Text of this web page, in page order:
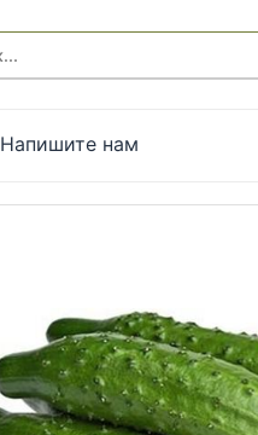
Напишите нам